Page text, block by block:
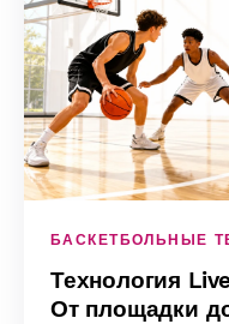
БАСКЕТБОЛЬНЫЕ
Технология
От площадки